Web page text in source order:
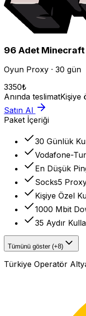
96 Adet Minecraft
Oyun Proxy · 30 gün
3350₺
Anında teslimatKişiye
Satın Al
Paket İçeriği
30 Günlük
Vodafone-
En Düşük
Socks5
Kişiye Özel
1000 Mbit
35 Aydır
Tümünü göster (+8)
Türkiye Operatör